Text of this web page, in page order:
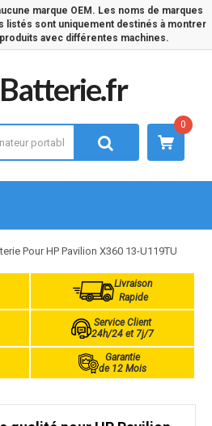
marque OEM. Les noms de marques
listés sont uniquement destinés à montrer
avec différentes machines.
0
Pour HP Pavilion X360 13-U119TU
Livraison
Rapide
Service Client
24h/24 et 7j/7
Garantie
de 12 Mois